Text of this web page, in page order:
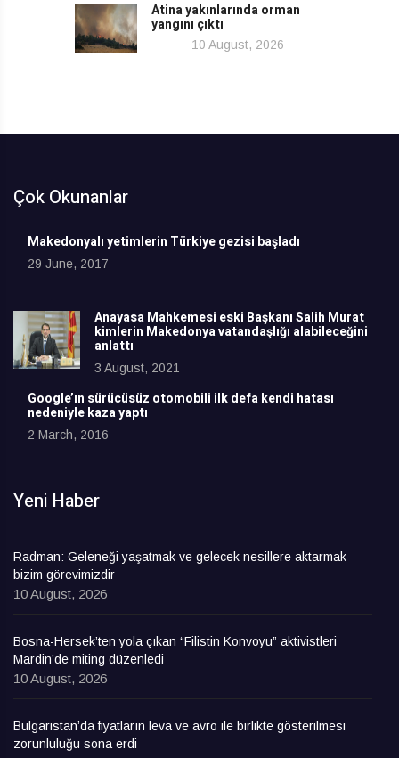
Atina yakınlarında orman
yangını çıktı
10 August, 2026
Çok Okunanlar
Makedonyalı yetimlerin Türkiye gezisi başladı
29 June, 2017
Anayasa Mahkemesi eski Başkanı Salih Murat
kimlerin Makedonya vatandaşlığı alabileceğini
anlattı
3 August, 2021
Google’ın sürücüsüz otomobili ilk defa kendi hatası
nedeniyle kaza yaptı
2 March, 2016
Yeni Haber
Radman: Geleneği yaşatmak ve gelecek nesillere aktarmak
bizim görevimizdir
10 August, 2026
Bosna-Hersek’ten yola çıkan “Filistin Konvoyu” aktivistleri
Mardin’de miting düzenledi
10 August, 2026
Bulgaristan’da fiyatların leva ve avro ile birlikte gösterilmesi
zorunluluğu sona erdi